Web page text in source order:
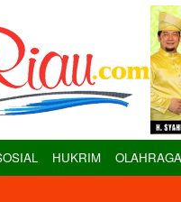
HUKRIM OLAHRAGA